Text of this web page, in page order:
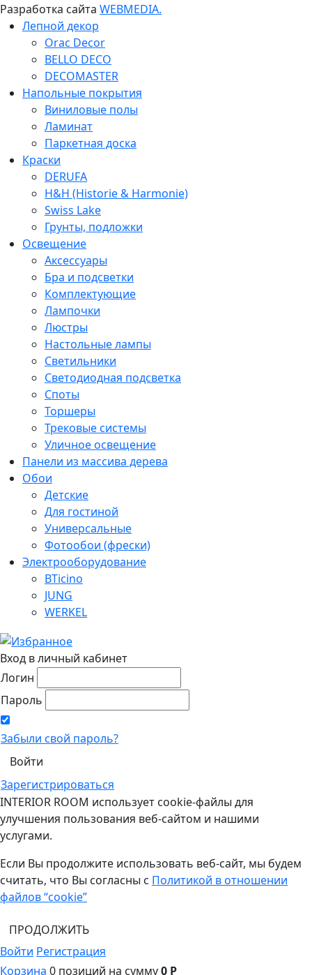
Разработка сайта WEBMEDIA.
Лепной декор
Orac Decor
BELLO DECO
DECOMASTER
Напольные покрытия
Виниловые полы
Ламинат
Паркетная доска
Краски
DERUFA
H&H (Historie & Harmonie)
Swiss Lake
Грунты, подложки
Освещение
Аксессуары
Бра и подсветки
Комплектующие
Лампочки
Люстры
Настольные лампы
Светильники
Светодиодная подсветка
Споты
Торшеры
Трековые системы
Уличное освещение
Панели из массива дерева
Обои
Детские
Для гостиной
Универсальные
Фотообои (фрески)
Электрооборудование
BTicino
JUNG
WERKEL
Вход в личный кабинет
Логин
Пароль
Забыли свой пароль?
Зарегистрироваться
INTERIOR ROOM использует cookie-файлы для
улучшения пользования веб-сайтом и нашими
услугами.
Если Вы продолжите использовать веб-сайт, мы будем
считать, что Вы согласны с Политикой в отношении
файлов “cookie”
ПРОДОЛЖИТЬ
Войти Регистрация
Корзина 0 позиций на сумму0 Р